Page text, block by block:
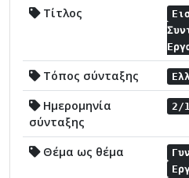
Τίτλος
Τόπος σύνταξης
Ημερομηνία
σύνταξης
2/
Θέμα ως θέμα